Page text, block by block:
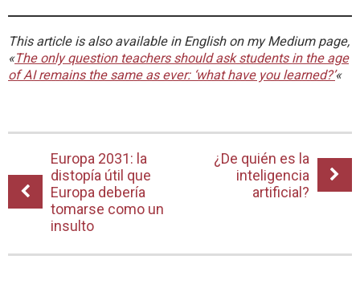
This article is also available in English on my Medium page,
«The only question teachers should ask students in the age
of AI remains the same as ever: ‘what have you learned?’«
Europa 2031: la
distopía útil que
Europa debería
tomarse como un
insulto
¿De quién es la
inteligencia
artificial?